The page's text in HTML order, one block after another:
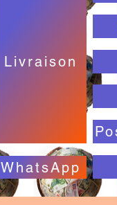
Livraison
WhatsApp